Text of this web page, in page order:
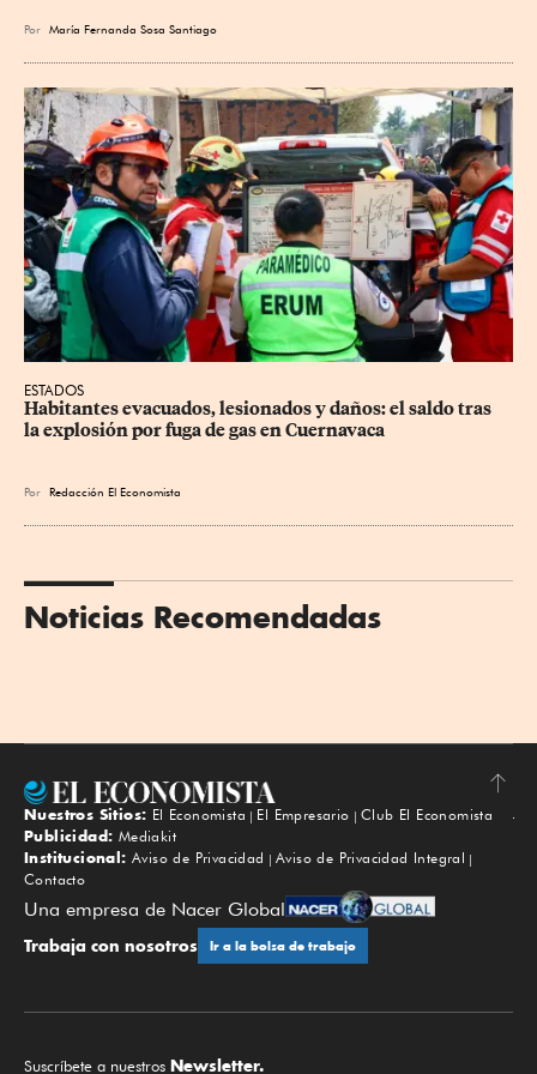
Por María Fernanda Sosa Santiago
ESTADOS
Habitantes evacuados, lesionados y daños: el saldo tras
la explosión por fuga de gas en Cuernavaca
Por Redacción El Economista
Noticias Recomendadas
Subir
Nuestros Sitios: El Economista El Empresario
Club El Economista
Publicidad: Mediakit
Institucional: Aviso de Privacidad
Aviso de Privacidad Integral
Contacto
Una empresa de Nacer Global
Trabaja con nosotros Ir a la bolsa de trabajo
Suscríbete a nuestros Newsletter.